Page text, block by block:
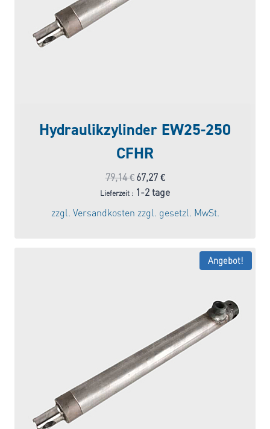
Hydraulikzylinder EW25-250
CFHR
79,14€ Ursprünglicher
Preis
war:
79,14 €
67,27 €Aktueller
Preis
Lieferzeit : 1-2 tage
zzgl. Versandkosten zzgl. gesetzl. MwSt.
Angebot!